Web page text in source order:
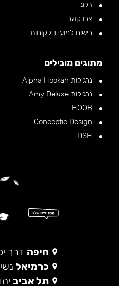
בלוג
צרו קשר
רישום למועדון לקוחות
מתוגים מובילים
נרגילות Alpha Hookah
נרגילות Amy Deluxe
חיפה דרך יפו
כרמיאל
תל אביב